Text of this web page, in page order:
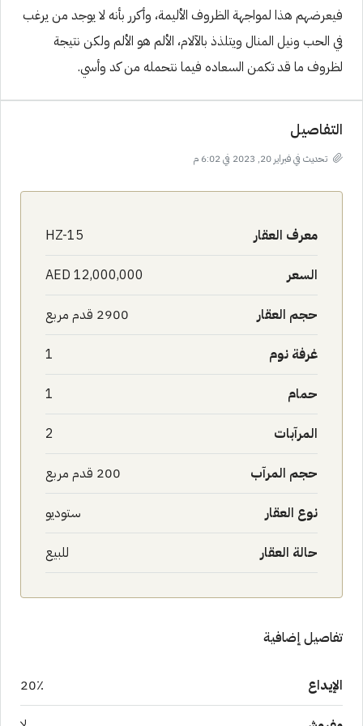
فيعرضهم هذا لمواجهة الظروف الأليمة، وأكرر بأنه لا يوجد من يرغب
في الحب ونيل المنال ويتلذذ بالآلام، الألم هو الألم ولكن نتيجة
لظروف ما قد تكمن السعاده فيما نتحمله من كد وأسي.
التفاصيل
تحديث في فبراير 20, 2023 في 6:02 م
معرف العقار HZ-15
السعر AED 12,000,000
حجم العقار 2900 قدم مربع
غرفة نوم 1
حمام 1
المرآبات 2
حجم المرآب 200 قدم مربع
نوع العقار ستوديو
حالة العقار للبيع
تفاصيل إضافية
الإيداع 20٪